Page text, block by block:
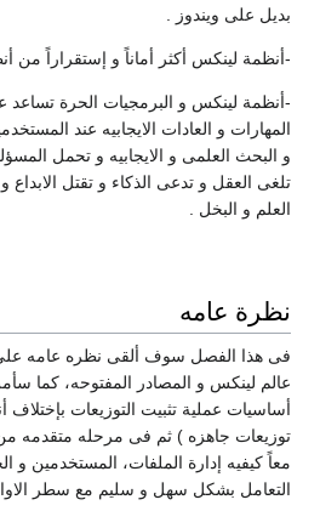
بديل على ويندوز .
-أنظمة لينكس أكثر أماناً و إستقراراً من
-أنظمة لينكس و البرمجيات الحرة تساعد
المهارات و العادات الايجابيه عند
و البحث العلمى و الايجابيه و تحمل
تلغى العقل و تدعى الذكاء و تقتل الابداع
العلم و البخل .
نظرة عامه
فى هذا الفصل سوف ألقى نظره عامه على
عالم لينكس و المصادر المفتوحه، كما
أساسيات عملية تثبيت التوزيعات بإختلاف
توزيعات جاهزه ) ثم فى مرحله متقدمه
معاً كيفيه إدارة الملفات، المستخدمين و
التعامل بشكل سهل و سليم مع سطر